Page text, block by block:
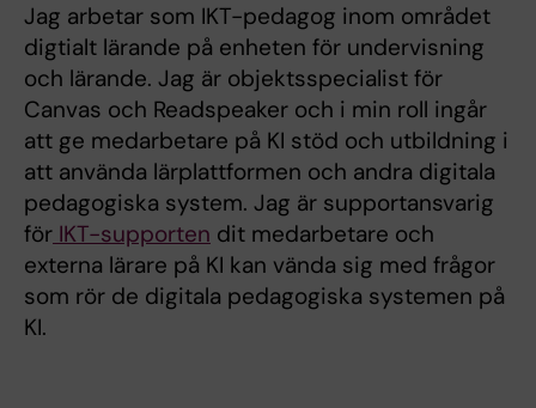
Jag arbetar som IKT-pedagog inom området
digtialt lärande på enheten för undervisning
och lärande. Jag är objektsspecialist för
Canvas och Readspeaker och i min roll ingår
att ge medarbetare på KI stöd och utbildning i
att använda lärplattformen och andra digitala
pedagogiska system. Jag är supportansvarig
för IKT-supporten dit medarbetare och
externa lärare på KI kan vända sig med frågor
som rör de digitala pedagogiska systemen på
KI.